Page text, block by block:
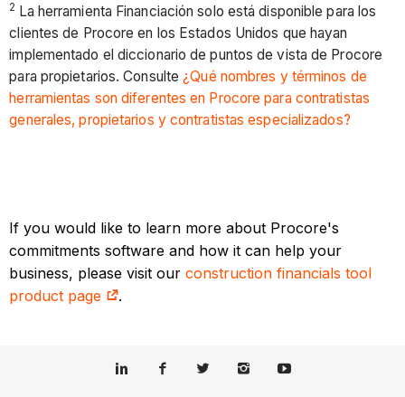
2 La herramienta Financiación solo está disponible para los
clientes de Procore en los Estados Unidos que hayan
implementado el diccionario de puntos de vista de Procore
para propietarios. Consulte¿Qué nombres y términos de
herramientas son diferentes en Procore para contratistas
generales, propietarios y contratistas especializados?
If you would like to learn more about Procore's
commitments software and how it can help your
business, please visit ourconstruction financials tool
product page
.